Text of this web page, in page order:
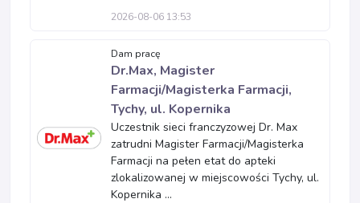
2026-08-06 13:53
Dam pracę
Dr.Max, Magister
Farmacji/Magisterka Farmacji,
Tychy, ul. Kopernika
Uczestnik sieci franczyzowej Dr. Max
zatrudni Magister Farmacji/Magisterka
Farmacji na pełen etat do apteki
zlokalizowanej w miejscowości Tychy, ul.
Kopernika ...